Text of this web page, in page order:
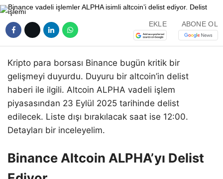
EKLE ABONE OL
Kripto para borsası Binance bugün kritik bir
gelişmeyi duyurdu. Duyuru bir altcoin’in delist
haberi ile ilgili. Altcoin ALPHA vadeli işlem
piyasasından 23 Eylül 2025 tarihinde delist
edilecek. Liste dışı bırakılacak saat ise 12:00.
Detayları bir inceleyelim.
Binance Altcoin ALPHA’yı Delist